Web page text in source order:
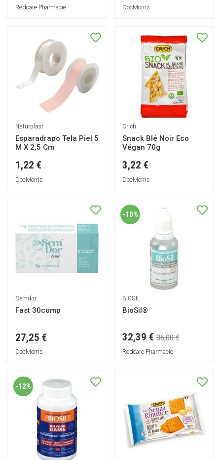
Redcare Pharmacie DocMorris
Naturplast
Esparadrapo Tela Piel 5
M X 2,5 Cm
1,22 €
DocMorris
Crich
Snack Blé Noir Eco
Végan 70g
3,22 €
DocMorris
Semdor
Fast 30comp
27,25 €
DocMorris
-10%
BIOSIL
BioSil®
32,39 € 36,00 €
Redcare Pharmacie
-12%